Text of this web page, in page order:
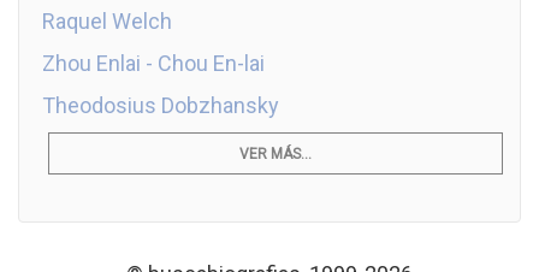
Raquel Welch
Zhou Enlai - Chou En-lai
Theodosius Dobzhansky
VER MÁS...